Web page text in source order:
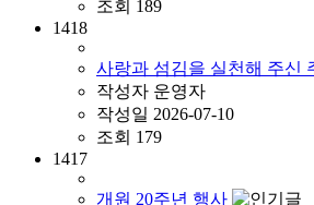
조회 189
1418
사랑과 섬김을 실천해 주신
작성자 운영자
작성일 2026-07-10
조회 179
1417
개원 20주년 행사